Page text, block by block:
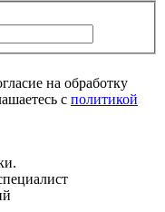
на обработку
с политикой